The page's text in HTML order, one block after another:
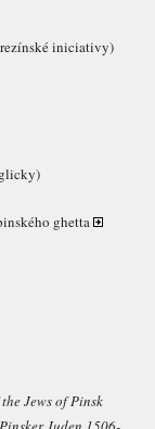
iniciativy)
ghetta
Jews of Pinsk